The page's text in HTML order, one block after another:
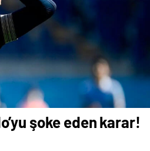
şoke eden karar!